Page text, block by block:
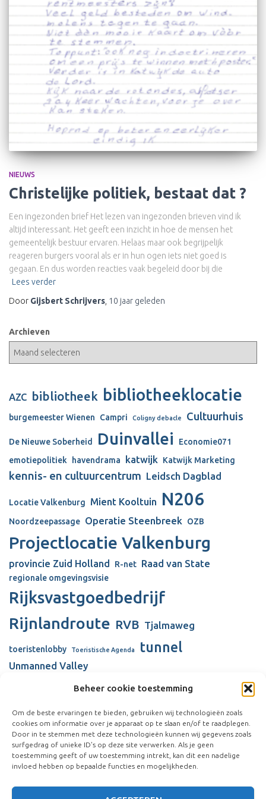
Beheer cookie toestemming
Om de beste ervaringen te bieden, gebruiken wij technologieën zoals
cookies om informatie over je apparaat op te slaan en/of te raadplegen.
Door in te stemmen met deze technologieën kunnen wij gegevens zoals
surfgedrag of unieke ID's op deze site verwerken. Als je geen
toestemming geeft of uw toestemming intrekt, kan dit een nadelige
invloed hebben op bepaalde functies en mogelijkheden.
NIEUWS
Christelijke politiek, bestaat dat ?
Een ingezonden brief Het lezen van ingezonden brieven vind ik
altijd interessant. Het geeft een inzicht in hoe de mensen het
gemeentelijk bestuur ervaren. Helaas maar ook begrijpelijk
reageren burgers vooral als er in hun ogen iets niet goed is
gegaan. En dus worden reacties vaak begeleid door bij die
Lees verder
Door Gijsbert Schrijvers 10 jaar geleden
Archieven
AZC bibliotheek bibliotheeklocatie
burgemeester Wienen Campri Coligny debacle Cultuurhuis
De Nieuwe Soberheid Duinvallei
Economie071
emotiepolitiek
havendrama katwijk Katwijk Marketing
kennis- en cultuurcentrum Leidsch Dagblad
Locatie Valkenburg Mient Kooltuin N206
Noordzeepassage Operatie Steenbreek OZB
Projectlocatie Valkenburg
provincie Zuid Holland R-net Raad van State
regionale omgevingsvisie
Rijksvastgoedbedrijf
Rijnlandroute RVB Tjalmaweg
toeristenlobby Toeristische Agenda tunnel
Unmanned Valley
Unmanned Valley Valkenburg
Valkenburg Valkenburgse Meer Valkenhorst
verbouw gemeentehuis Visserijschool
Vliegkamp Valkenburg Vliegveld Valkenburg Wienen-tijdperk
windmolens